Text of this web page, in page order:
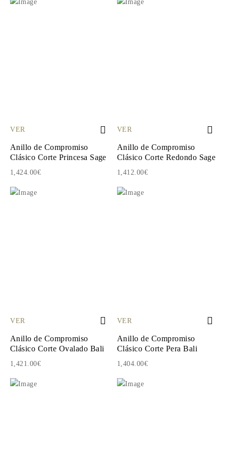
VER
Anillo de Compromiso
Clásico Corte Princesa Sage
1,424.00€
VER
Anillo de Compromiso
Clásico Corte Redondo Sage
1,412.00€
VER
Anillo de Compromiso
Clásico Corte Ovalado Bali
1,421.00€
VER
Anillo de Compromiso
Clásico Corte Pera Bali
1,404.00€